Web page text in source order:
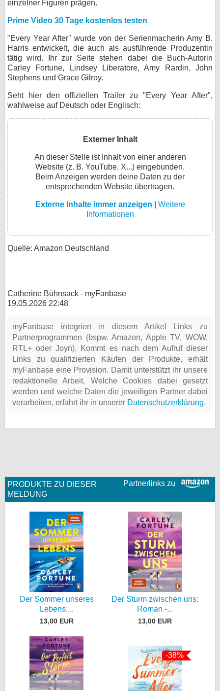
einzelner Figuren prägen.
Prime Video 30 Tage kostenlos testen
"Every Year After" wurde von der Serienmacherin Amy B.
Harris entwickelt, die auch als ausführende Produzentin
tätig wird. Ihr zur Seite stehen dabei die Buch-Autorin
Carley Fortune, Lindsey Liberatore, Amy Rardin, John
Stephens und Grace Gilroy.
Seht hier den offiziellen Trailer zu "Every Year After",
wahlweise auf Deutsch oder Englisch:
Externer Inhalt
An dieser Stelle ist Inhalt von einer anderen
Website (z. B. YouTube, X...) eingebunden.
Beim Anzeigen werden deine Daten zu der
entsprechenden Website übertragen.
Externe Inhalte immer anzeigen
Weitere
Informationen
Quelle: Amazon Deutschland
Catherine Bühnsack - myFanbase
19.05.2026 22:48
myFanbase integriert in diesem Artikel Links zu
Partnerprogrammen (bspw. Amazon, Apple TV, WOW,
RTL+ oder Joyn). Kommt es nach dem Aufruf dieser
Links zu qualifizierten Käufen der Produkte, erhält
myFanbase eine Provision. Damit unterstützt ihr unsere
redaktionelle Arbeit. Welche Cookies dabei gesetzt
werden und welche Daten die jeweiligen Partner dabei
verarbeiten, erfahrt ihr in unserer Datenschutzerklärung.
Partnerlinks zu
PRODUKTE ZU DIESER
MELDUNG
Der Sommer unseres
Lebens:...
13,00 EUR
Der Sturm zwischen uns:
Roman -...
13,00 EUR
-38%